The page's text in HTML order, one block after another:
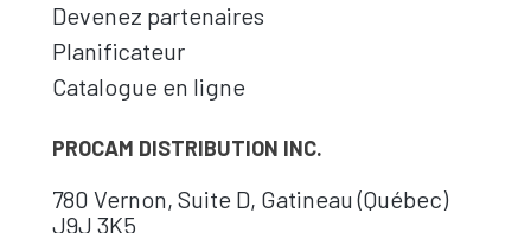
Devenez partenaires
Planificateur
Catalogue en ligne
PROCAM DISTRIBUTION INC.
780 Vernon, Suite D, Gatineau (Québec)
J9J 3K5